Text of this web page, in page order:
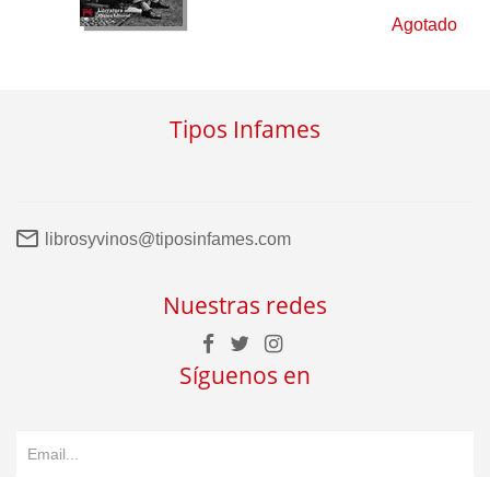
Agotado
Tipos Infames
librosyvinos@tiposinfames.com
Nuestras redes
Síguenos en